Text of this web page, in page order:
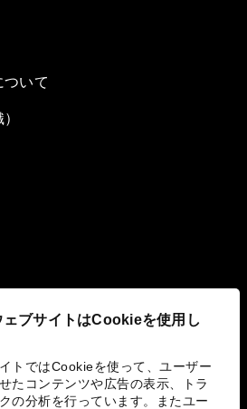
ェブサイトはCookieを使用し
トではCookieを使って、ユーザー
たコンテンツや広告の表示、トラ
の分析を行っています。またユー
いて
り組み